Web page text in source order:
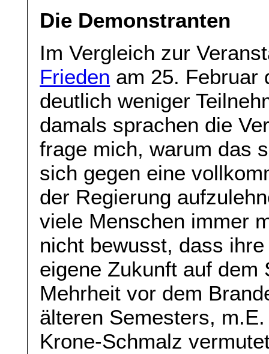
Die Demonstranten
Im Vergleich zur
Frieden am 25. Februar
deutlich weniger
damals sprachen die
frage mich, warum das
sich gegen eine
der Regierung
viele Menschen immer
nicht bewusst, dass
eigene Zukunft auf dem
Mehrheit vor dem
älteren Semesters,
Krone-Schmalz